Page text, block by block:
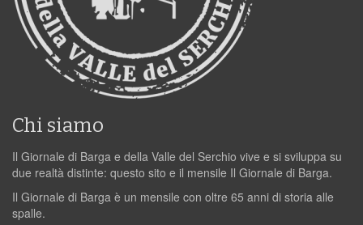
Chi siamo
Il Giornale di Barga e della Valle del Serchio vive e si sviluppa su
due realtà distinte: questo sito e il mensile Il Giornale di Barga.
Il Giornale di Barga è un mensile con oltre 65 anni di storia alle
spalle.